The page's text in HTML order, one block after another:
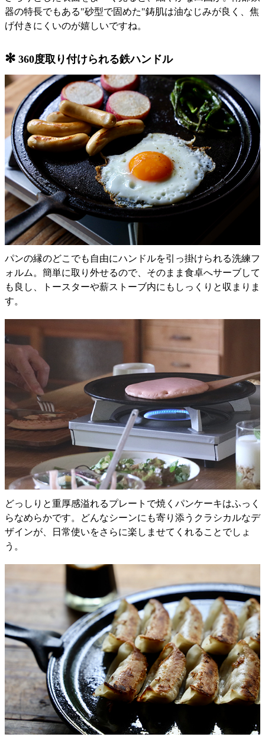
器の特長でもある"砂型で固めた"鋳肌は油なじみが良く、焦
げ付きにくいのが嬉しいですね。
✻ 360度取り付けられる鉄ハンドル
パンの縁のどこでも自由にハンドルを引っ掛けられる洗練フ
ォルム。簡単に取り外せるので、そのまま食卓へサーブして
も良し、トースターや薪ストーブ内にもしっくりと収まりま
す。
どっしりと重厚感溢れるプレートで焼くパンケーキはふっく
らなめらかです。どんなシーンにも寄り添うクラシカルなデ
ザインが、日常使いをさらに楽しませてくれることでしょ
う。